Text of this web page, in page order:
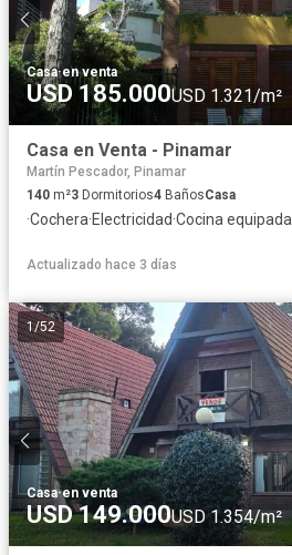
Casa·en venta
USD 185.000USD 1.321/m²
Casa en Venta - Pinamar
Martín Pescador, Pinamar
140 m²3 Dormitorios4 BañosCasa
·Cochera·Electricidad·Cocina equipada
Actualizado hace 3 días
1/52
Casa·en venta
USD 149.000USD 1.354/m²